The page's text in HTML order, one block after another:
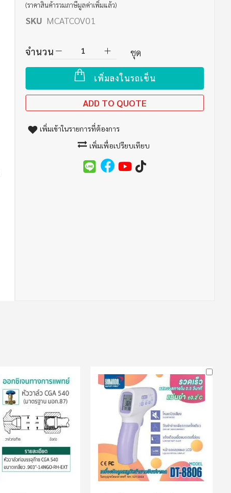
(ราคาสินค้ารวมภาษีมูลค่าเพิ่มแล้ว)
SKU MCATCOV01
จำนวน ชุด
เพิ่มลงในรถเข็น
ADD TO QUOTE
เพิ่มเข้าในรายการที่ต้องการ
เพิ่มเพื่อเปรียบเทียบ